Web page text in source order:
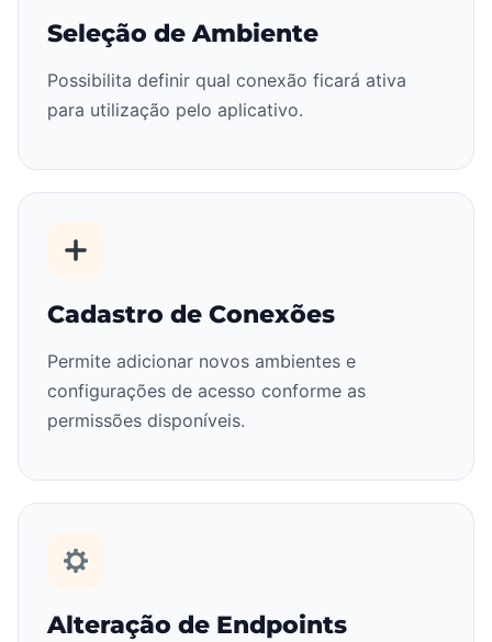
Seleção de Ambiente
Possibilita definir qual conexão ficará ativa
para utilização pelo aplicativo.
Cadastro de Conexões
Permite adicionar novos ambientes e
configurações de acesso conforme as
permissões disponíveis.
Alteração de Endpoints